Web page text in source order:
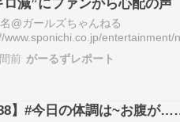
ロ減”にファンから心配の声
@ガールズちゃんねる
www.sponichi.co.jp/
氏は「体重の減少が止まりません
前 がーるずレポート
】#今日の体調は~お腹が